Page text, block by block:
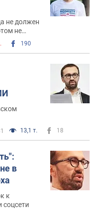
не должен
не
190
13,1 т. 18
в
к
соцсети